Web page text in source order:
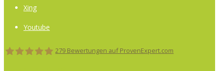
Xing
Youtube
279 Bewertungen auf ProvenExpert.com